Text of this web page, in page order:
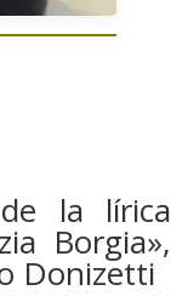
la lírica
Borgia»,
Donizetti